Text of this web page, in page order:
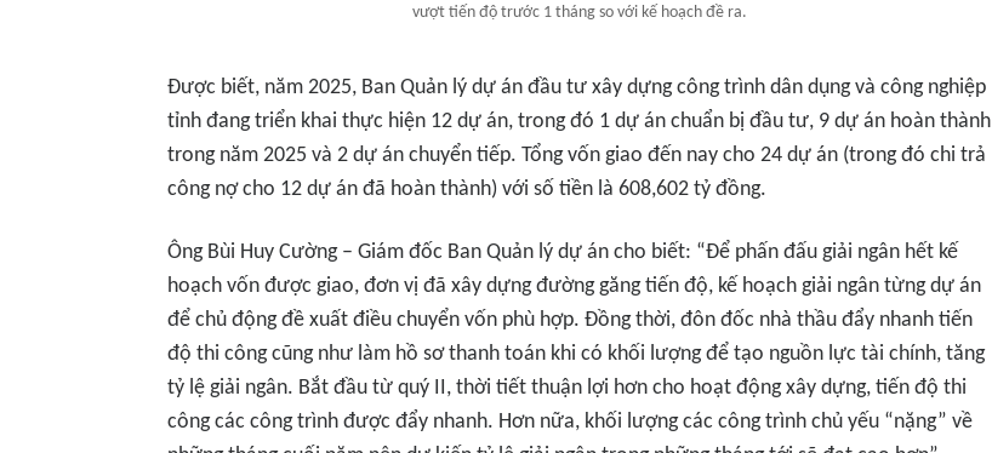
vượt tiến độ trước 1 tháng so với kế hoạch đề ra.
Được biết, năm 2025, Ban Quản lý dự án đầu tư xây dựng công trình dân dụng và công nghiệp
tỉnh đang triển khai thực hiện 12 dự án, trong đó 1 dự án chuẩn bị đầu tư, 9 dự án hoàn thành
trong năm 2025 và 2 dự án chuyển tiếp. Tổng vốn giao đến nay cho 24 dự án (trong đó chi trả
công nợ cho 12 dự án đã hoàn thành) với số tiền là 608,602 tỷ đồng.
Ông Bùi Huy Cường – Giám đốc Ban Quản lý dự án cho biết: “Để phấn đấu giải ngân hết kế
hoạch vốn được giao, đơn vị đã xây dựng đường găng tiến độ, kế hoạch giải ngân từng dự án
để chủ động đề xuất điều chuyển vốn phù hợp. Đồng thời, đôn đốc nhà thầu đẩy nhanh tiến
độ thi công cũng như làm hồ sơ thanh toán khi có khối lượng để tạo nguồn lực tài chính, tăng
tỷ lệ giải ngân. Bắt đầu từ quý II, thời tiết thuận lợi hơn cho hoạt động xây dựng, tiến độ thi
công các công trình được đẩy nhanh. Hơn nữa, khối lượng các công trình chủ yếu “nặng” về